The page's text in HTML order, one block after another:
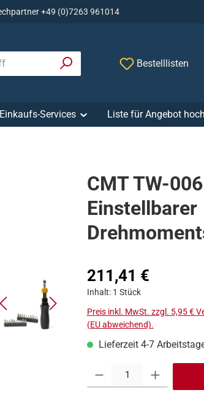
+49 (0)7263 961014
Bestelllisten
Einkaufs-Services Liste für Angebot
CMT TW-
Einstellbarer
Regulärer Preis:
211,41 €
Inhalt: 1 Stück
Preis inkl. MwSt. zzgl. 5,95 €
(EU abweichend).
Lieferzeit 4-7
Produkt Anzahl: Gib den